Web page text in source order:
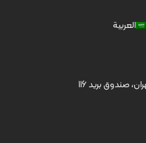
العربية